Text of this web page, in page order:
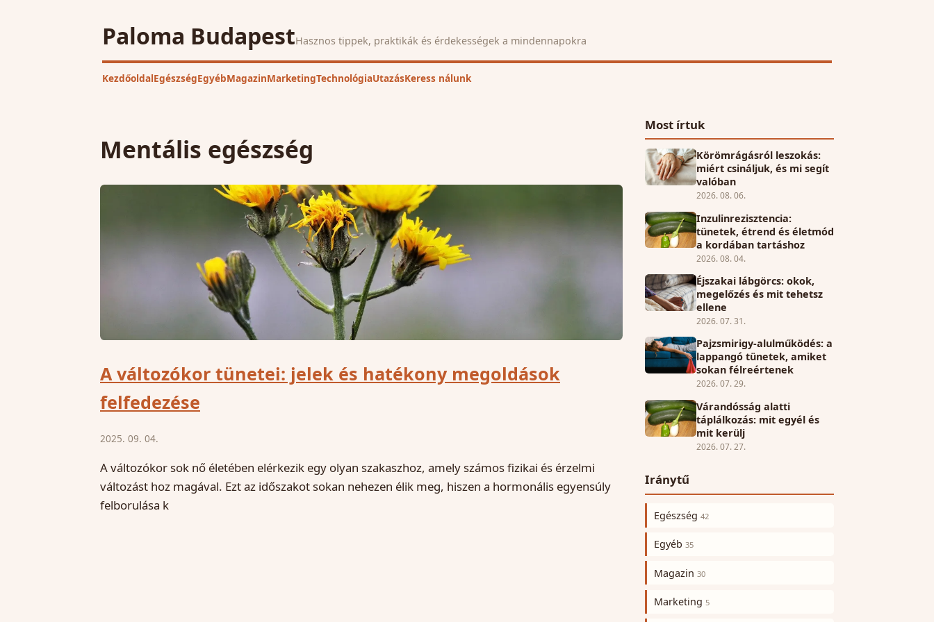
Paloma BudapestHasznos tippek, praktikák és érdekességek a mindennapokra
KezdőoldalEgészségEgyébMagazinMarketingTechnológiaUtazásKeress nálunk
Mentális egészség
A változókor tünetei: jelek és hatékony megoldások
felfedezése
2025. 09. 04.
A változókor sok nő életében elérkezik egy olyan szakaszhoz, amely számos fizikai és érzelmi
változást hoz magával. Ezt az időszakot sokan nehezen élik meg, hiszen a hormonális egyensúly
felborulása k
Most írtuk
Körömrágásról leszokás:
miért csináljuk, és mi segít
valóban
2026. 08. 06.
Inzulinrezisztencia:
tünetek, étrend és életmód
a kordában tartáshoz
2026. 08. 04.
Éjszakai lábgörcs: okok,
megelőzés és mit tehetsz
ellene
2026. 07. 31.
Pajzsmirigy-alulműködés: a
lappangó tünetek, amiket
sokan félreértenek
2026. 07. 29.
Várandósság alatti
táplálkozás: mit egyél és
mit kerülj
2026. 07. 27.
Iránytű
Egészség 42
Egyéb 35
Magazin 30
Marketing 5